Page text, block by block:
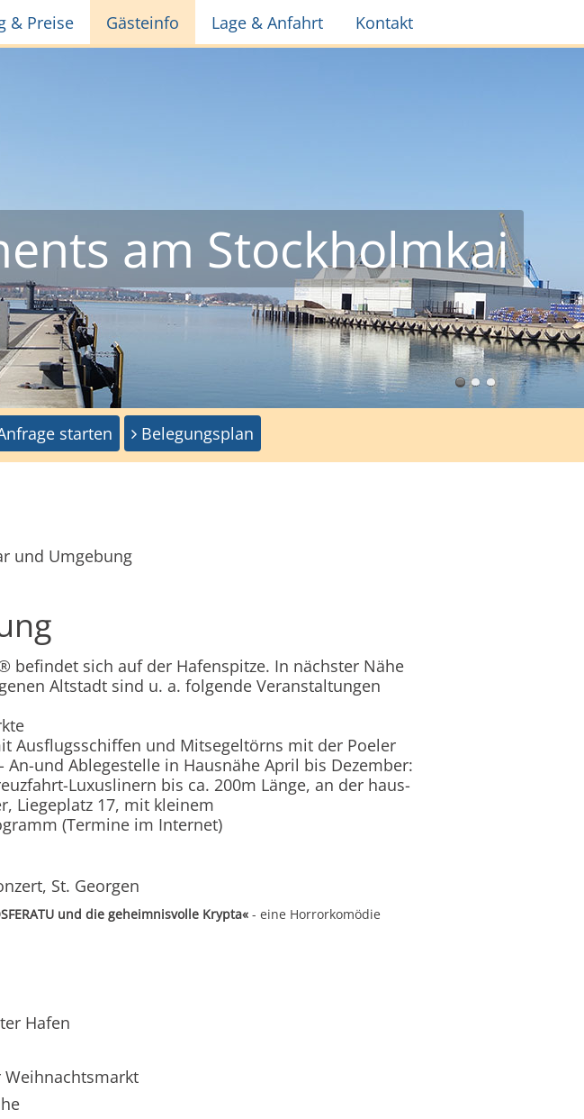
& Preise Gästeinfo Lage & Anfahrt Kontakt
am Stockholmkai
starten Belegungsplan
und Umgebung
befindet sich auf der Hafenspitze. In nächster Nähe
Altstadt sind u. a. folgende Veranstaltungen
Ausflugsschiffen und Mitsegeltörns mit der Poeler
An-und Ablegestelle in Hausnähe April bis Dezember:
Luxuslinern bis ca. 200m Länge, an der haus-
Liegeplatz 17, mit kleinem
(Termine im Internet)
St. Georgen
und die geheimnisvolle Krypta« - eine Horrorkomödie
Hafen
Weihnachtsmarkt